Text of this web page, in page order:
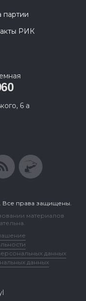
партии
РИК
6 а
Все права защищены.
материалов
данных
данных